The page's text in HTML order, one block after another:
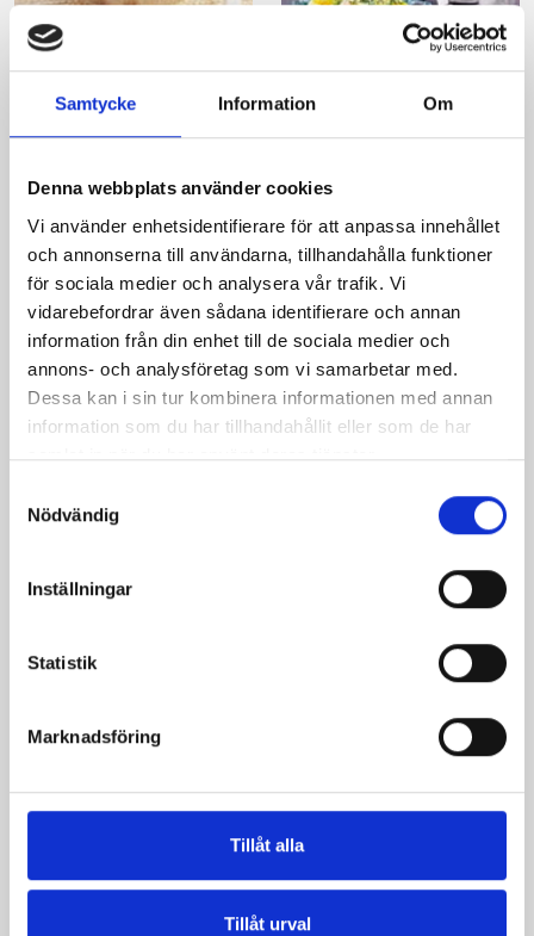
Samtycke Information Om
Denna webbplats använder cookies
Vi använder enhetsidentifierare för att anpassa innehållet
och annonserna till användarna, tillhandahålla funktioner
för sociala medier och analysera vår trafik. Vi
vidarebefordrar även sådana identifierare och annan
information från din enhet till de sociala medier och
annons- och analysföretag som vi samarbetar med.
Dessa kan i sin tur kombinera informationen med annan
information som du har tillhandahållit eller som de har
samlat in när du har använt deras tjänster.
Nödvändig
Inställningar
Statistik
Marknadsföring
Tillåt alla
Tillåt urval
köttbullar
Produkter i receptet:
Jordgubbsfil 2,7%